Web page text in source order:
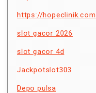
https://
slot gacor 2026
slot gacor 4d
Jackpotslot303
Depo pulsa